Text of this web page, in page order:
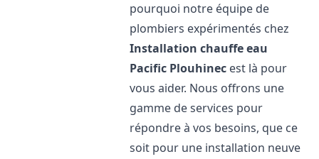
pourquoi notre équipe de
plombiers expérimentés chez
Installation chauffe eau
Pacific Plouhinec est là pour
vous aider. Nous offrons une
gamme de services pour
répondre à vos besoins, que ce
soit pour une installation neuve